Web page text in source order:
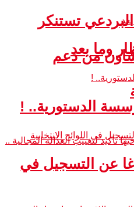
تستنكر
من دعم
الدستورية.. !
عن التسجيل في